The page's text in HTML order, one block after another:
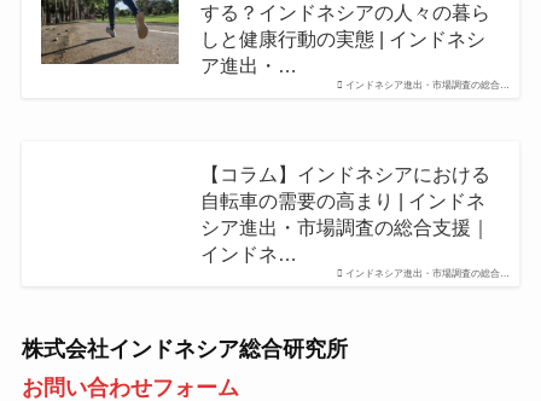
インドネシア進出・市場調査の総合…
する？インドネシアの人々の暮ら
しと健康行動の実態 | インドネシ
ア進出・…
インドネシア進出・市場調査の総合…
【コラム】インドネシアにおける
自転車の需要の高まり | インドネ
シア進出・市場調査の総合支援｜
インドネ…
株式会社インドネシア総合研究所
お問い合わせフォーム